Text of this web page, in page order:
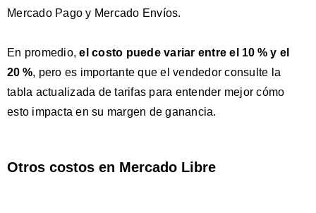
Mercado Pago y Mercado Envíos.
En promedio,el costo puede variar entre el 10 % y el
20 %, pero es importante que el vendedor consulte la
tabla actualizada de tarifas para entender mejor cómo
esto impacta en su margen de ganancia.
Otros costos en Mercado Libre